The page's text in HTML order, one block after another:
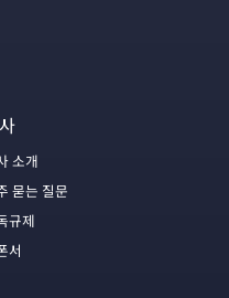
소개
묻는 질문
규제
서